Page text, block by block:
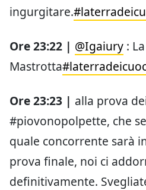
ingurgitare.
Ore 23:22 | @Igaiury :
Mastrotta
Ore 23:23 | alla prova
#piovonopolpette, che
quale concorrente sarà
prova finale, noi ci
definitivamente.